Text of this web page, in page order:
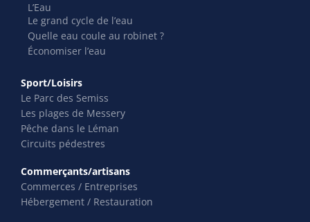
L’Eau
Le grand cycle de l’eau
Quelle eau coule au robinet ?
Économiser l’eau
Sport/Loisirs
Le Parc des Semiss
Les plages de Messery
Pêche dans le Léman
Circuits pédestres
Commerçants/artisans
Commerces / Entreprises
Hébergement / Restauration